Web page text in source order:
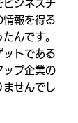
ビジネスチ
情報を得る
んです。
ットである
ップ企業の
ませんでし